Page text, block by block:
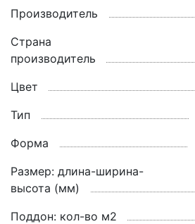
Производитель
Страна
производитель
Цвет
Тип
Форма
Размер: длина-ширина-
высота (мм)
Поддон: кол-во м2